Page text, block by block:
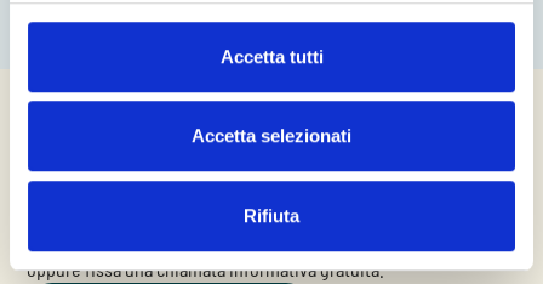
Accetta tutti
Accetta selezionati
Rifiuta
Parla con noi
Se hai bisogno di più informazioni, parla con noi, quando vuoi
Clinical Contact Center
seduta di accertamento diagnostico o per avere informazioni
oppure fissa una chiamata informativa gratuita.